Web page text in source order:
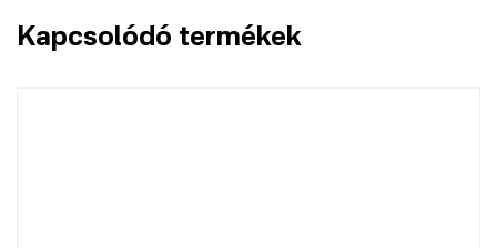
Kapcsolódó termékek